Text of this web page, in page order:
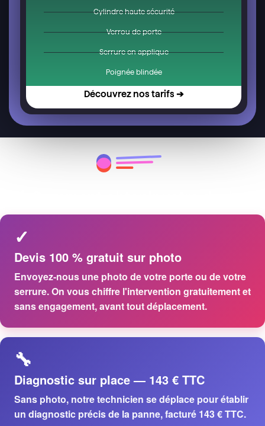
Cylindre haute sécurité
Verrou de porte
Serrure en applique
Poignée blindée
Découvrez nos tarifs ➔
✓
Devis 100 % gratuit sur photo
Envoyez-nous une photo de votre porte ou de votre
serrure. On vous chiffre l'intervention gratuitement et
sans engagement, avant tout déplacement.
🔧
Diagnostic sur place — 143 € TTC
Sans photo, notre technicien se déplace pour établir
un diagnostic précis de la panne, facturé 143 € TTC.